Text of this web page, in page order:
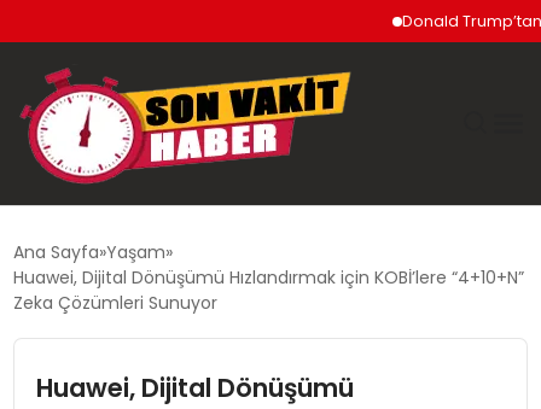
Donald Trump’tan
SIYASET
Ana Sayfa Yaşam
Huawei, Dijital Dönüşümü Hızlandırmak için KOBİ’lere “4+10+N”
Zeka Çözümleri Sunuyor
Huawei, Dijital Dönüşümü